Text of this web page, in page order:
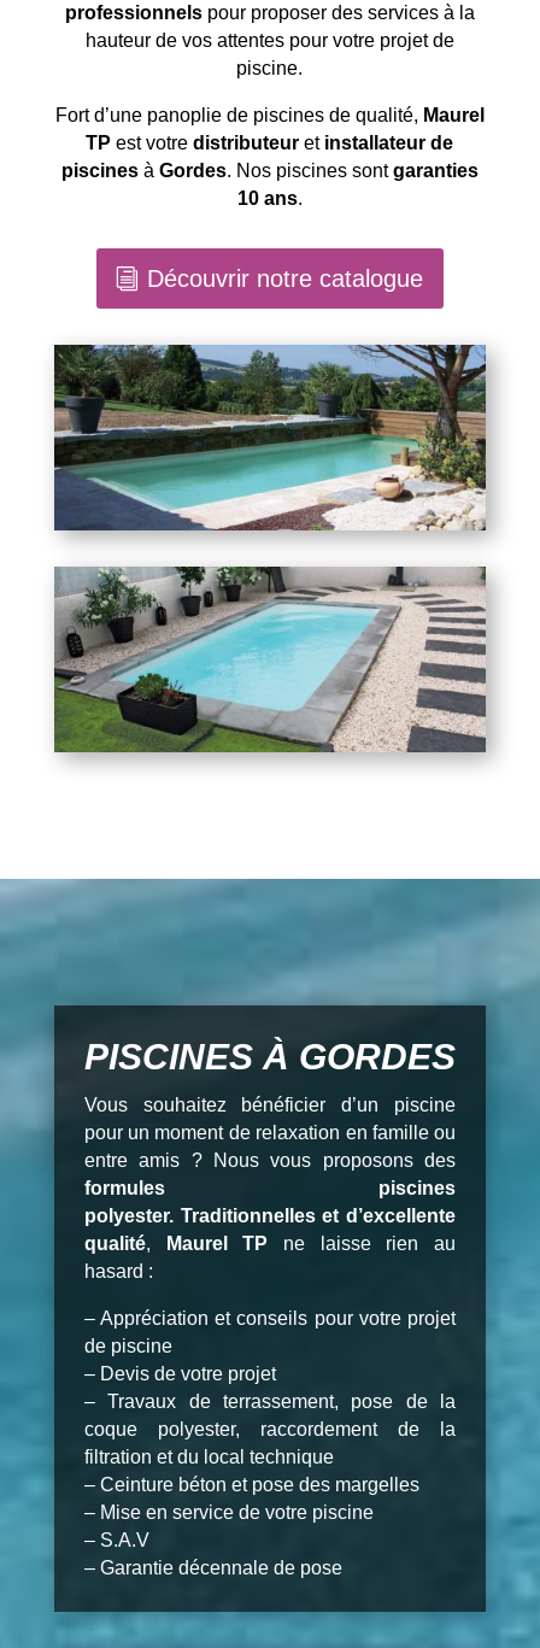
professionnelspour proposer des services à la
hauteur de vos attentes pour votre projet de
piscine.
Fort d’une panoplie de piscines de qualité, Maurel
TP est votredistributeur et installateur de
piscinesà Gordes. Nos piscines sontgaranties
10 ans.
Découvrir notre catalogue
PISCINES À GORDES
Vous souhaitez bénéficier d’un piscine
pour un moment de relaxation en famille ou
entre amis ? Nous vous proposons des
formules piscines
polyester. Traditionnelles et d’excellente
qualité, Maurel TP ne laisse rien au
hasard :
– Appréciation et conseils pour votre projet
de piscine
– Devis de votre projet
– Travaux de terrassement, pose de la
coque polyester, raccordement de la
filtration et du local technique
– Ceinture béton et pose des margelles
– Mise en service de votre piscine
– S.A.V
– Garantie décennale de pose